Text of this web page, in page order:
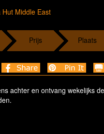
Hut Middle East
Prijs Plaats
achter en ontvang wekelijks